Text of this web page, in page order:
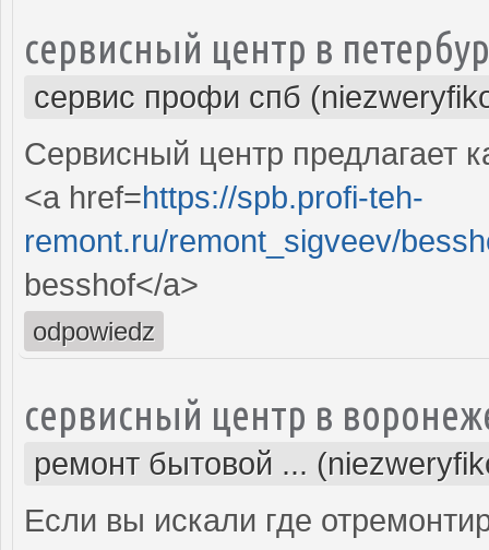
сервисный центр в
сервис профи спб
Сервисный центр предлагает
<a href=https://spb.profi-teh-
remont.ru/remont_sigveev/
besshof</a>
odpowiedz
сервисный центр в
ремонт бытовой ...
Если вы искали где